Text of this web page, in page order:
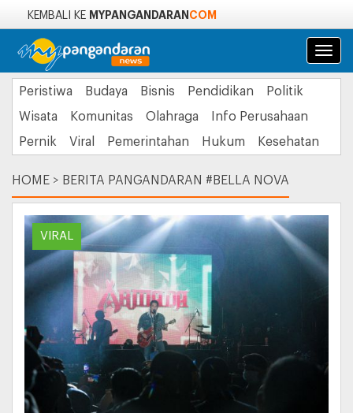
KEMBALI KE MYPANGANDARAN COM
Peristiwa Budaya Bisnis Pendidikan
Politik
Wisata
Komunitas Olahraga
Info Perusahaan
Pernik
Viral Pemerintahan Hukum Kesehatan
HOME > BERITA PANGANDARAN #BELLA NOVA
VIRAL